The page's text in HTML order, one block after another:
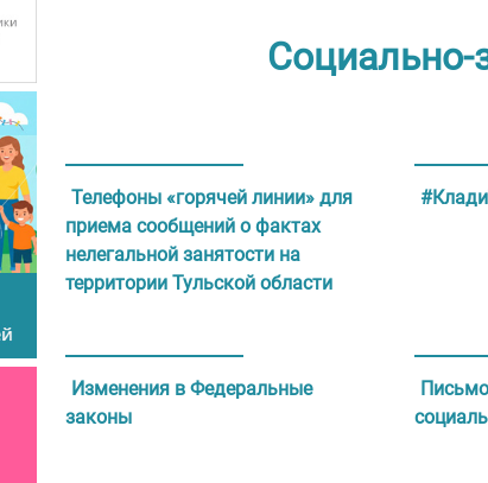
Телефоны «горячей линии» для
приема сообщений о фактах
нелегальной занятости на
территории Тульской области
Изменения в Федеральные
законы